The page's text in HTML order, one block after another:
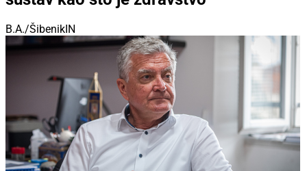
B.A./ŠibenikIN